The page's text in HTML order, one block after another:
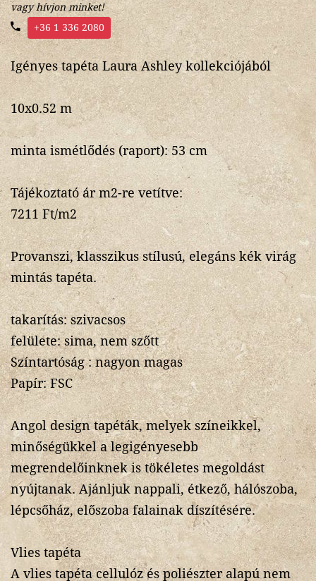
vagy hívjon minket!
+36 1 336 2080
Igényes tapéta Laura Ashley kollekciójából
10x0.52 m
minta ismétlődés (raport): 53 cm
Tájékoztató ár m2-re vetítve:
7211 Ft/m2
Provanszi, klasszikus stílusú, elegáns kék virág
mintás tapéta.
takarítás: szivacsos
felülete: sima, nem szőtt
Színtartóság : nagyon magas
Papír: FSC
Angol design tapéták, melyek színeikkel,
minőségükkel a legigényesebb
megrendelőinknek is tökéletes megoldást
nyújtanak. Ajánljuk nappali, étkező, hálószoba,
lépcsőház, előszoba falainak díszítésére.
Vlies tapéta
A vlies tapéta cellulóz és poliészter alapú nem